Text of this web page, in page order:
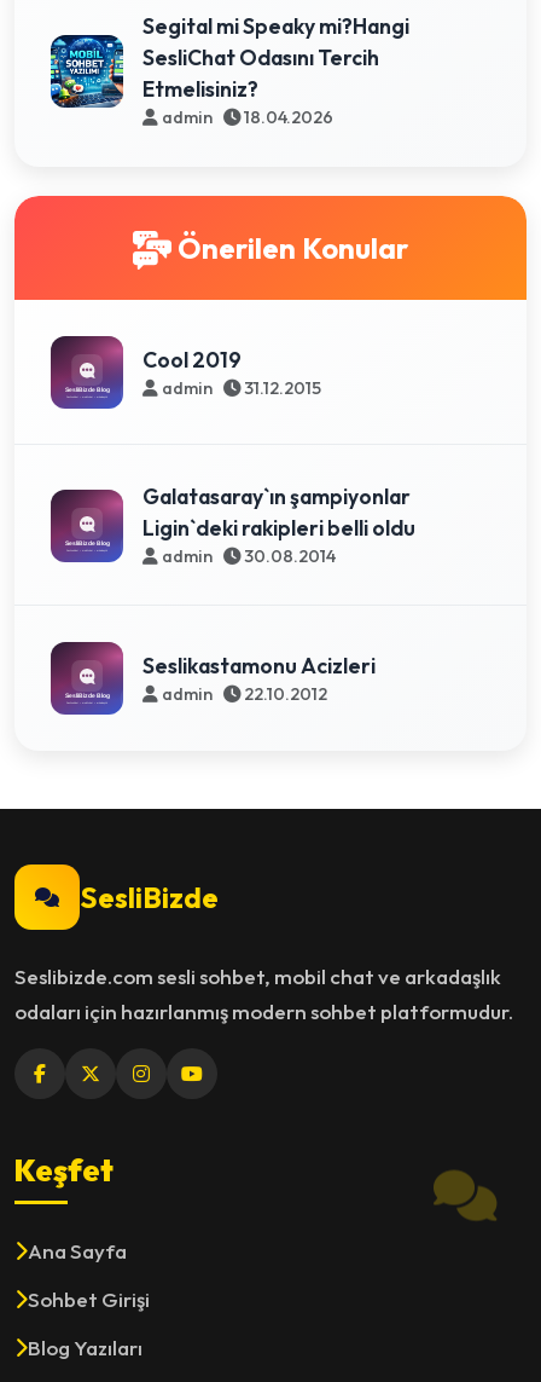
Segital mi Speaky mi?Hangi
SesliChat Odasını Tercih
Etmelisiniz?
admin 18.04.2026
Önerilen Konular
Cool 2019
admin 31.12.2015
Galatasaray`ın şampiyonlar
Ligin`deki rakipleri belli oldu
admin 30.08.2014
Seslikastamonu Acizleri
admin 22.10.2012
SesliBizde
Seslibizde.com sesli sohbet, mobil chat ve arkadaşlık
odaları için hazırlanmış modern sohbet platformudur.
Keşfet
Ana Sayfa
Sohbet Girişi
Blog Yazıları